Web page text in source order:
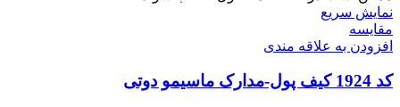
نمایش سریع
مقايسه
افزودن به علاقه مندی
کد 1924 کیف پول-مدارک ماسیمو دوتی